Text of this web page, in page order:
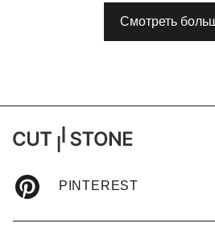
Смотреть
PINTEREST